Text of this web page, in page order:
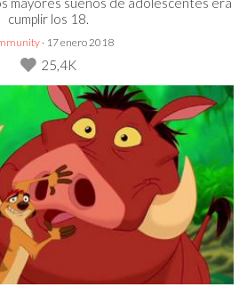
cumplir los 18.
· 17 enero 2018
25,4K